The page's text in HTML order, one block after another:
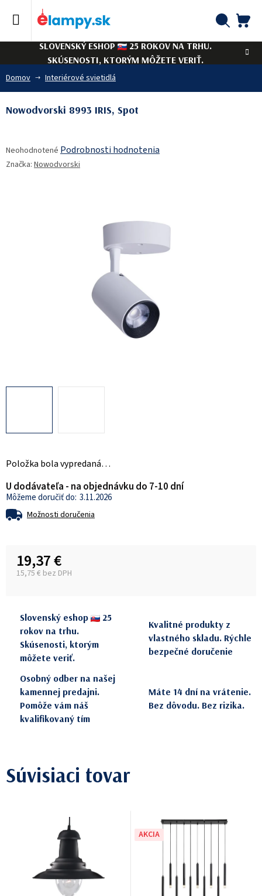
SLOVENSKÝ ESHOP
25 ROKOV NA TRHU.
SKÚSENOSTI, KTORÝM MÔŽETE VERIŤ.
Domov Interiérové svietidlá
Položka bola vypredaná…
U dodávateľa - na objednávku do 7-10 dní
3.11.2026
Možnosti doručenia
19,37 €
15,75 € bez DPH
Nowodvorski 8993 IRIS, Spot
hodnotenie
produktu
Neohodnotené Podrobnosti hodnotenia
Značka: Nowodvorski
Slovenský eshop
25
rokov na trhu.
Skúsenosti, ktorým
môžete veriť.
Kvalitné produkty z
vlastného skladu. Rýchle
bezpečné doručenie
Osobný odber na našej
kamennej predajni.
Pomôže vám náš
kvalifikovaný tím
Máte 14 dní na vrátenie.
Bez dôvodu. Bez rizika.
Súvisiaci tovar
AKCIA